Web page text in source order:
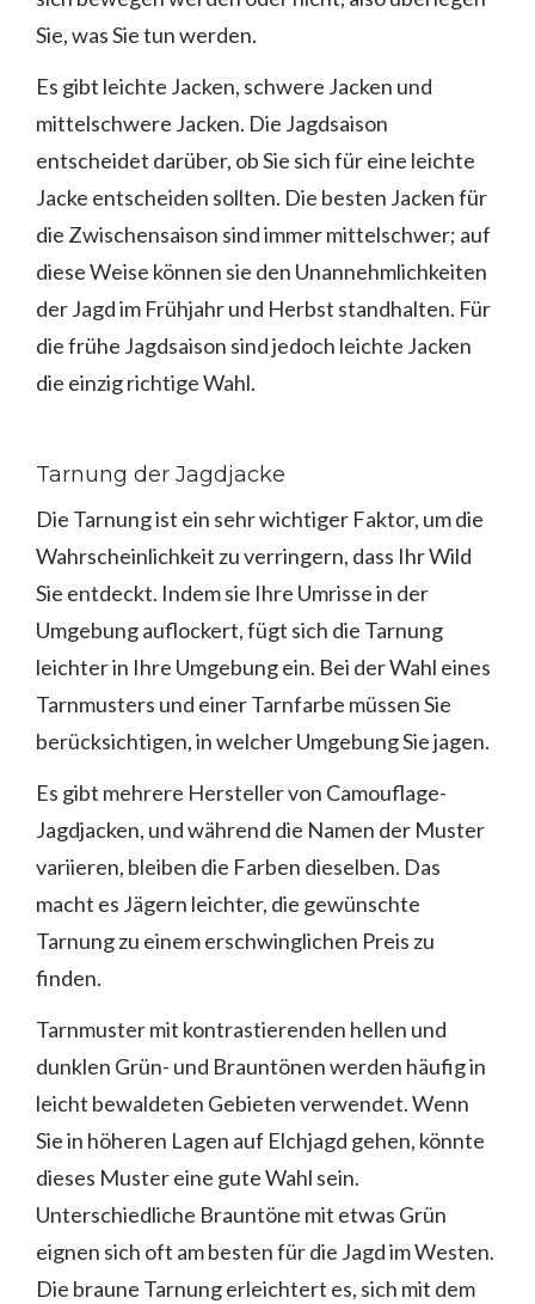
Sie, was Sie tun werden.
Es gibt leichte Jacken, schwere Jacken und
mittelschwere Jacken. Die Jagdsaison
entscheidet darüber, ob Sie sich für eine leichte
Jacke entscheiden sollten. Die besten Jacken für
die Zwischensaison sind immer mittelschwer; auf
diese Weise können sie den Unannehmlichkeiten
der Jagd im Frühjahr und Herbst standhalten. Für
die frühe Jagdsaison sind jedoch leichte Jacken
die einzig richtige Wahl.
Tarnung der Jagdjacke
Die Tarnung ist ein sehr wichtiger Faktor, um die
Wahrscheinlichkeit zu verringern, dass Ihr Wild
Sie entdeckt. Indem sie Ihre Umrisse in der
Umgebung auflockert, fügt sich die Tarnung
leichter in Ihre Umgebung ein. Bei der Wahl eines
Tarnmusters und einer Tarnfarbe müssen Sie
berücksichtigen, in welcher Umgebung Sie jagen.
Es gibt mehrere Hersteller von Camouflage-
Jagdjacken, und während die Namen der Muster
variieren, bleiben die Farben dieselben. Das
macht es Jägern leichter, die gewünschte
Tarnung zu einem erschwinglichen Preis zu
finden.
Tarnmuster mit kontrastierenden hellen und
dunklen Grün- und Brauntönen werden häufig in
leicht bewaldeten Gebieten verwendet. Wenn
Sie in höheren Lagen auf Elchjagd gehen, könnte
dieses Muster eine gute Wahl sein.
Unterschiedliche Brauntöne mit etwas Grün
eignen sich oft am besten für die Jagd im Westen.
Die braune Tarnung erleichtert es, sich mit dem